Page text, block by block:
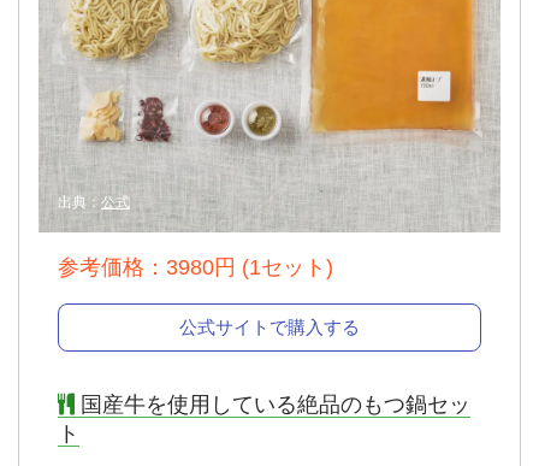
出典： 公式
参考価格：3980円 (1セット)
公式サイトで購入する
国産牛を使用している絶品のもつ鍋セッ
ト